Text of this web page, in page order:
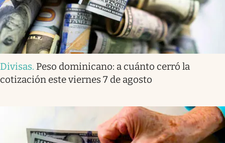
Divisas. Peso dominicano: a cuánto cerró la
cotización este viernes 7 de agosto